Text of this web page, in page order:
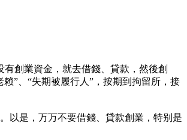
創業資金，就去借錢、貸款，然後創
”、“失期被履行人”，按期到拘留所，接
以是，万万不要借錢、貸款創業，特别是